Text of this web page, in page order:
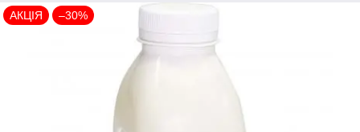
АКЦІЯ –30%